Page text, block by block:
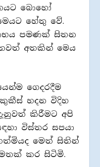
බොහෝ
හේතු වේ.
පමණක් සිතන
අතකින් මෙය
ගෙදරදීම
කුකීස් හදන විදිහ
කිරීමට අපි
විස්තර සපයා
මෙත් සිතින්
කර සිටිමි.